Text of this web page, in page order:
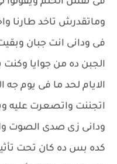
وماتقدرش تاخد طارنا
فى ودانى انت جبان
الجبن ده من جوايا
الايام لحد ما فى يوم جه
اتجننت واتصعرت عليه
ودانى زى صدى الصوت
كده بس ده كان تحت